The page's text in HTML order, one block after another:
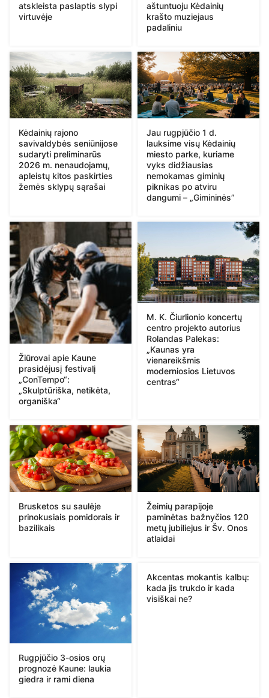
atskleista paslaptis slypi
virtuvėje
aštuntuoju Kėdainių
krašto muziejaus
padaliniu
Kėdainių rajono
savivaldybės seniūnijose
sudaryti preliminarūs
2026 m. nenaudojamų,
apleistų kitos paskirties
žemės sklypų sąrašai
Jau rugpjūčio 1 d.
lauksime visų Kėdainių
miesto parke, kuriame
vyks didžiausias
nemokamas giminių
piknikas po atviru
dangumi – „Gimininės”
Žiūrovai apie Kaune
prasidėjusį festivalį
„ConTempo“:
„Skulptūriška, netikėta,
organiška“
M. K. Čiurlionio koncertų
centro projekto autorius
Rolandas Palekas:
„Kaunas yra
vienareikšmis
moderniosios Lietuvos
centras“
Brusketos su saulėje
prinokusiais pomidorais ir
bazilikais
Žeimių parapijoje
paminėtas bažnyčios 120
metų jubiliejus ir Šv. Onos
atlaidai
Rugpjūčio 3-osios orų
prognozė Kaune: laukia
giedra ir rami diena
Akcentas mokantis kalbų:
kada jis trukdo ir kada
visiškai ne?